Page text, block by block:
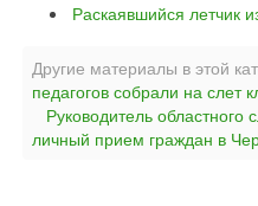
Раскаявшийся летчик
Другие материалы в этой
педагогов собрали на слет
Руководитель областного
личный прием граждан в